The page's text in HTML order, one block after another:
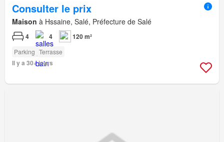
Consulter le prix
Maison à Hssaine, Salé, Préfecture de Salé
4 4 120 m²
Parking Terrasse
Il y a 30+ jours